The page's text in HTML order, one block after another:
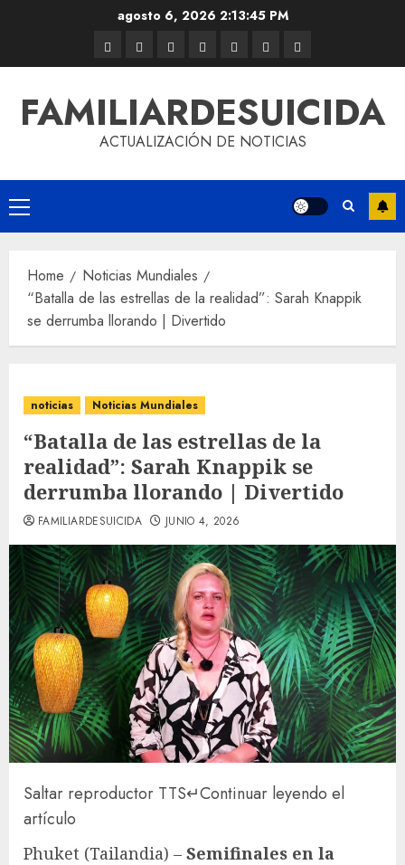
agosto 6, 2026 2:13:45 PM
FAMILIARDESUICIDA
ACTUALIZACIÓN DE NOTICIAS
Home
Noticias Mundiales
“Batalla de las estrellas de la realidad”: Sarah Knappik
se derrumba llorando | Divertido
noticias Noticias Mundiales
“Batalla de las estrellas de la
realidad”: Sarah Knappik se
derrumba llorando | Divertido
FAMILIARDESUICIDA JUNIO 4, 2026
Saltar reproductor TTS↵Continuar leyendo el
artículo
Phuket (Tailandia) – Semifinales en la